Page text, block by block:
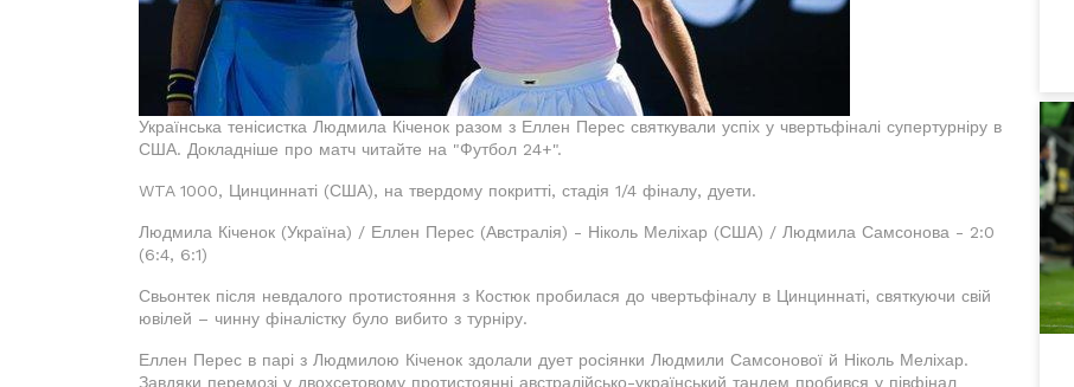
Українська тенісистка Людмила Кіченок разом з Еллен Перес святкували успіх у чвертьфіналі супертурніру в
США. Докладніше про матч читайте на "Футбол 24+".
WTA 1000, Цинциннаті (США), на твердому покритті, стадія 1/4 фіналу, дуети.
Людмила Кіченок (Україна) / Еллен Перес (Австралія) - Ніколь Меліхар (США) / Людмила Самсонова - 2:0
(6:4, 6:1)
Свьонтек після невдалого протистояння з Костюк пробилася до чвертьфіналу в Цинциннаті, святкуючи свій
ювілей – чинну фіналістку було вибито з турніру.
Еллен Перес в парі з Людмилою Кіченок здолали дует росіянки Людмили Самсонової й Ніколь Меліхар.
Завдяки перемозі у двохсетовому протистоянні австралійсько-український тандем пробився у півфінал